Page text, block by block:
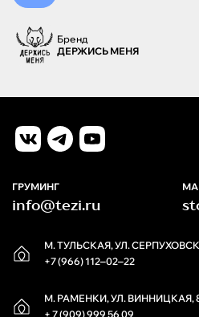
Бренд
ДЕРЖИСЬ МЕНЯ
М. ТУЛЬСКАЯ, УЛ.
+7 (966) 112‒02‒22
М. РАМЕНКИ, УЛ. ВИННИЦКАЯ,
+ 7 (909) 999 56 09
ГРУМИНГ
info@tezi.ru